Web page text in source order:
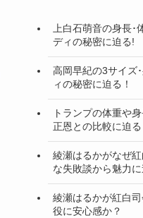
上白石萌音の身長
ディの秘密に迫る!
高岡早紀の3サイズ
ィの秘密に迫る！
トランプの体重や
正恩との比較に迫る
綾瀬はるかがなぜ
な失敗談から魅力に
綾瀬はるかが紅白
役に安心感か？